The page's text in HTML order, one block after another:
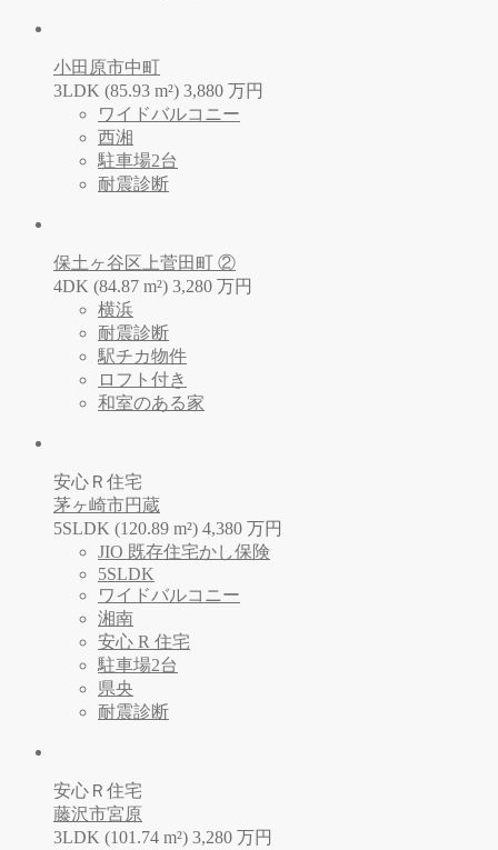
小田原市中町
3LDK (85.93 m²) 3,880 万円
ワイドバルコニー
西湘
駐車場2台
耐震診断
保土ヶ谷区上菅田町 ②
4DK (84.87 m²) 3,280 万円
横浜
耐震診断
駅チカ物件
ロフト付き
和室のある家
安心Ｒ住宅
茅ヶ崎市円蔵
5SLDK (120.89 m²) 4,380 万円
JIO 既存住宅かし保険
5SLDK
ワイドバルコニー
湘南
安心 R 住宅
駐車場2台
県央
耐震診断
安心Ｒ住宅
藤沢市宮原
3LDK (101.74 m²) 3,280 万円